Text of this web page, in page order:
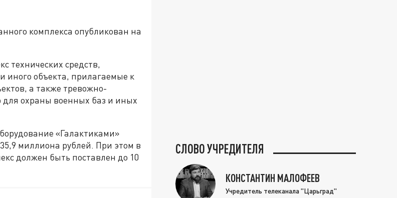
комплекса опубликован на
технических средств,
иного объекта, прилагаемые к
а также тревожно-
охраны военных баз и иных
«Галактиками»
миллиона рублей. При этом в
должен быть поставлен до 10
СЛОВО УЧРЕДИТЕЛЯ
КОНСТАНТИН МАЛОФЕЕВ
Учредитель телеканала "Царьград"